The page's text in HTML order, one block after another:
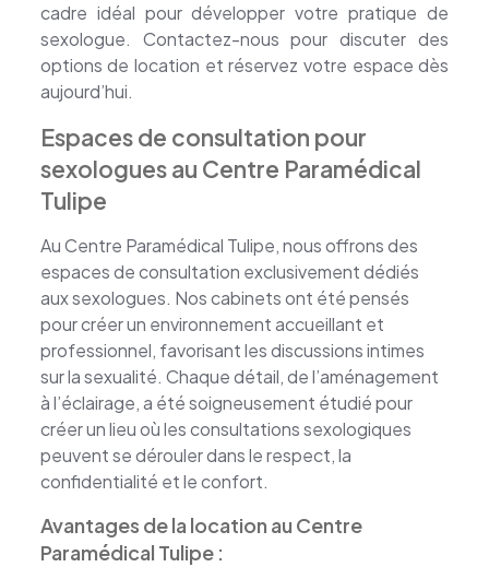
cadre idéal pour développer votre pratique de
sexologue. Contactez-nous pour discuter des
options de location et réservez votre espace dès
aujourd’hui.
Espaces de consultation pour
sexologues au Centre Paramédical
Tulipe
Au Centre Paramédical Tulipe, nous offrons des
espaces de consultation exclusivement dédiés
aux sexologues. Nos cabinets ont été pensés
pour créer un environnement accueillant et
professionnel, favorisant les discussions intimes
sur la sexualité. Chaque détail, de l’aménagement
à l’éclairage, a été soigneusement étudié pour
créer un lieu où les consultations sexologiques
peuvent se dérouler dans le respect, la
confidentialité et le confort.
Avantages de la location au Centre
Paramédical Tulipe :